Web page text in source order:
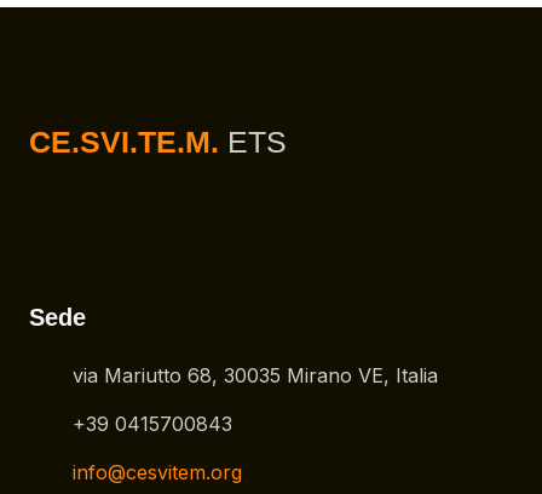
CE.SVI.TE.M. ETS
Sede
via Mariutto 68, 30035 Mirano VE, Italia
+39 0415700843
info@cesvitem.org